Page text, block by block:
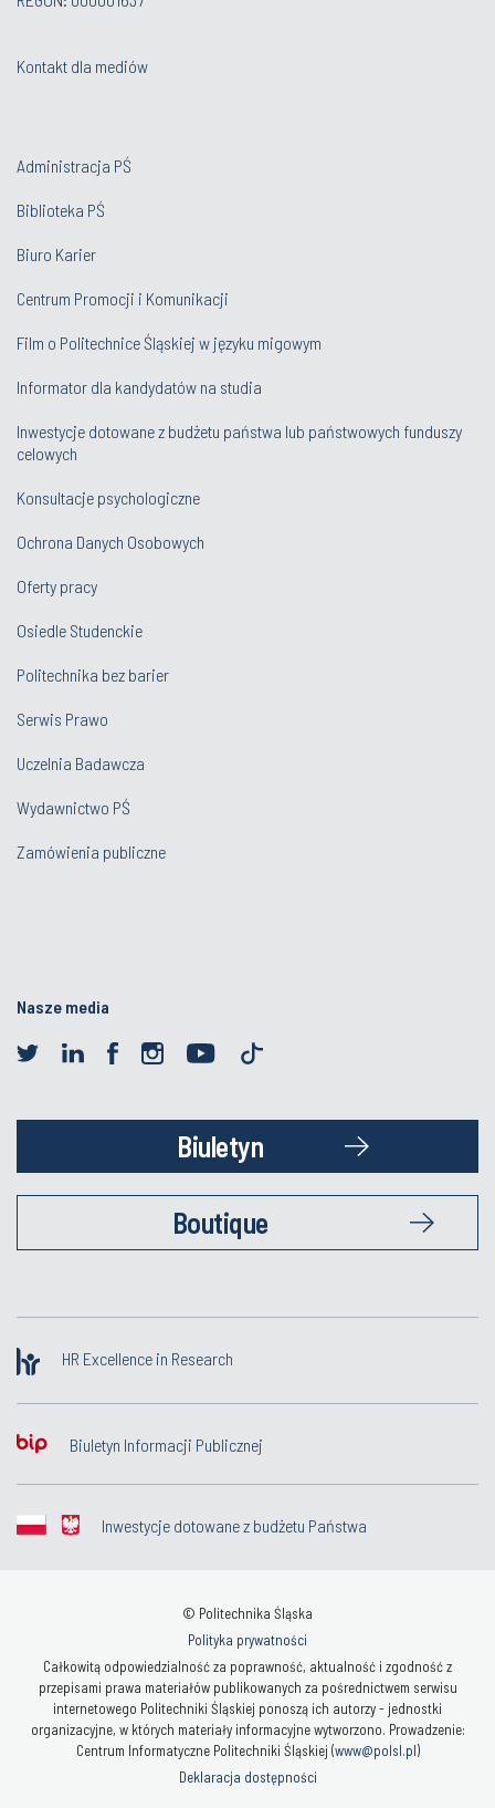
Kontakt dla mediów
Administracja PŚ
Biblioteka PŚ
Biuro Karier
Centrum Promocji i Komunikacji
Film o Politechnice Śląskiej w języku migowym
Informator dla kandydatów na studia
Inwestycje dotowane z budżetu państwa lub państwowych funduszy
celowych
Konsultacje psychologiczne
Ochrona Danych Osobowych
Oferty pracy
Osiedle Studenckie
Politechnika bez barier
Serwis Prawo
Uczelnia Badawcza
Wydawnictwo PŚ
Zamówienia publiczne
Nasze media
Biuletyn
Boutique
HR Excellence in Research
Biuletyn Informacji Publicznej
Inwestycje dotowane z budżetu Państwa
© Politechnika Śląska
Polityka prywatności
Całkowitą odpowiedzialność za poprawność, aktualność i zgodność z
przepisami prawa materiałów publikowanych za pośrednictwem serwisu
internetowego Politechniki Śląskiej ponoszą ich autorzy - jednostki
organizacyjne, w których materiały informacyjne wytworzono. Prowadzenie:
Centrum Informatyczne Politechniki Śląskiej (www@polsl.pl)
Deklaracja dostępności